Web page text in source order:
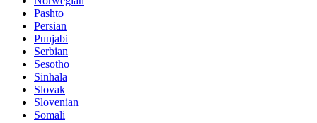
Pashto
Persian
Punjabi
Serbian
Sesotho
Sinhala
Slovak
Slovenian
Somali